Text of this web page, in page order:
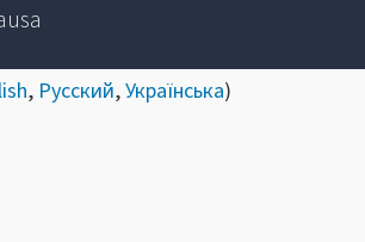
, Русский,Українська)